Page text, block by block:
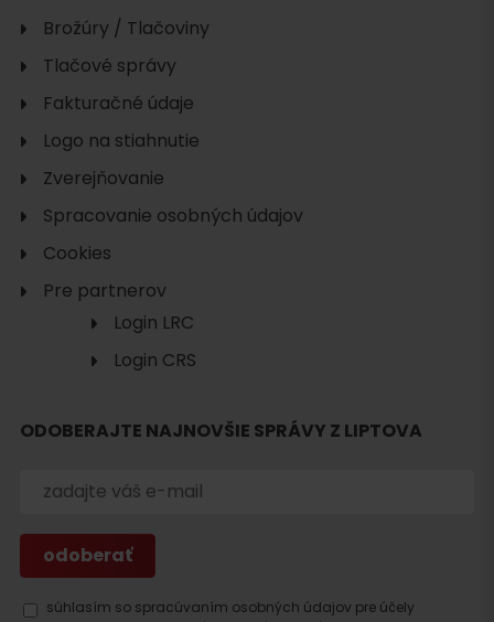
Hľadať
Brožúry / Tlačoviny
Tlačové správy
Fakturačné údaje
Logo na stiahnutie
Zverejňovanie
Spracovanie osobných údajov
Cookies
Pre partnerov
Login LRC
Login CRS
ODOBERAJTE NAJNOVŠIE SPRÁVY Z LIPTOVA
súhlasím so spracúvaním osobných údajov pre účely